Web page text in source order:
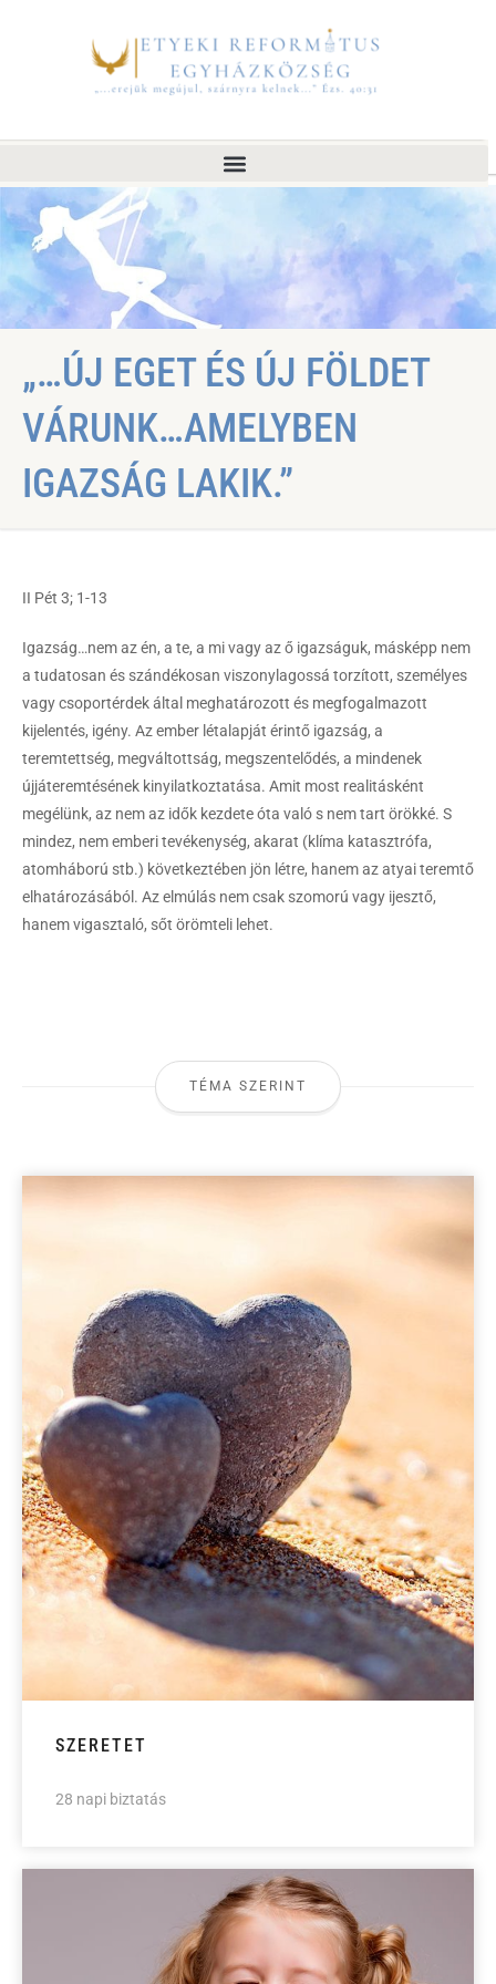
„…ÚJ EGET ÉS ÚJ FÖLDET
VÁRUNK…AMELYBEN
IGAZSÁG LAKIK.”
II Pét 3; 1-13
Igazság…nem az én, a te, a mi vagy az ő igazságuk, másképp nem
a tudatosan és szándékosan viszonylagossá torzított, személyes
vagy csoportérdek által meghatározott és megfogalmazott
kijelentés, igény. Az ember létalapját érintő igazság, a
teremtettség, megváltottság, megszentelődés, a mindenek
újjáteremtésének kinyilatkoztatása. Amit most realitásként
megélünk, az nem az idők kezdete óta való s nem tart örökké. S
mindez, nem emberi tevékenység, akarat (klíma katasztrófa,
atomháború stb.) következtében jön létre, hanem az atyai teremtő
elhatározásából. Az elmúlás nem csak szomorú vagy ijesztő,
hanem vigasztaló, sőt örömteli lehet.
TÉMA SZERINT
SZERETET
28 napi biztatás